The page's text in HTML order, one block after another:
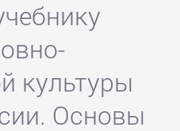
культуры
Основы